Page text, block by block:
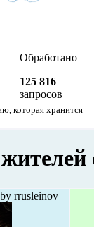
Обработано
125 816
запросов
которая хранится
rrusleinov